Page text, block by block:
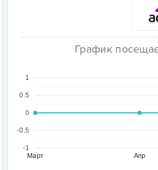
График
Март Апр
-1
-0.5
0
0.5
1